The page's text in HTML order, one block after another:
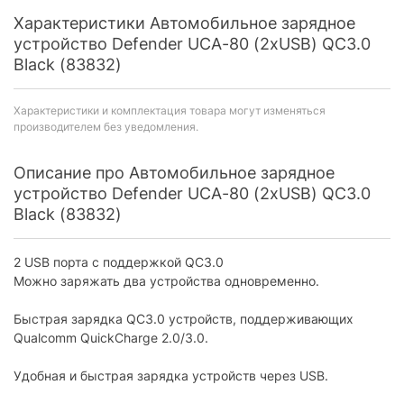
Характеристики Автомобильное зарядное
устройство Defender UCA-80 (2хUSB) QC3.0
Black (83832)
Характеристики и комплектация товара могут изменяться
производителем без уведомления.
Описание про Автомобильное зарядное
устройство Defender UCA-80 (2хUSB) QC3.0
Black (83832)
2 USB порта с поддержкой QC3.0
Можно заряжать два устройства одновременно.
Быстрая зарядка QC3.0 устройств, поддерживающих
Qualcomm QuickCharge 2.0/3.0.
Удобная и быстрая зарядка устройств через USB.